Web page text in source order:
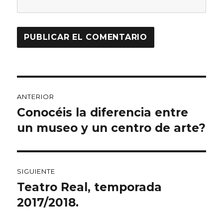
de
entradas
ANTERIOR
Entrada
anterior:
Conocéis la diferencia entre
un museo y un centro de arte?
SIGUIENTE
Entrada
siguiente:
Teatro Real, temporada
2017/2018.